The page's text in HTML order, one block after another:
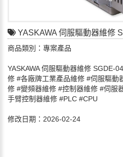
YASKAWA 伺服驅動器維修
商品類別：專案產品
YASKAWA 伺服驅動器維修 SGDE-
修 #各廠牌工業產品維修 #伺服驅動
修 #變頻器維修 #控制器維修 #伺服
手臂控制器維修 #PLC #CPU
修改日期：2026-02-24